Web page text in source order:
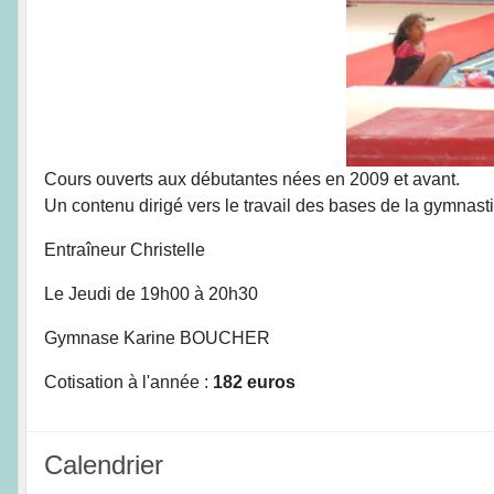
Cours ouverts aux débutantes nées en 2009 et avant.
Un contenu dirigé vers le travail des bases de la
Entraîneur Christelle
Le Jeudi de 19h00 à 20h30
Gymnase Karine BOUCHER
Cotisation à l'année : 182 euros
Calendrier